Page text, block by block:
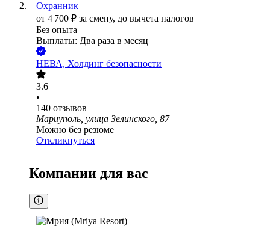
Охранник
от 4 700 ₽ за смену, до вычета налогов
Без опыта
Выплаты: Два раза в месяц
НЕВА, Холдинг безопасности
3.6
•
140 отзывов
Мариуполь, улица Зелинского, 87
Можно без резюме
Откликнуться
Компании для вас